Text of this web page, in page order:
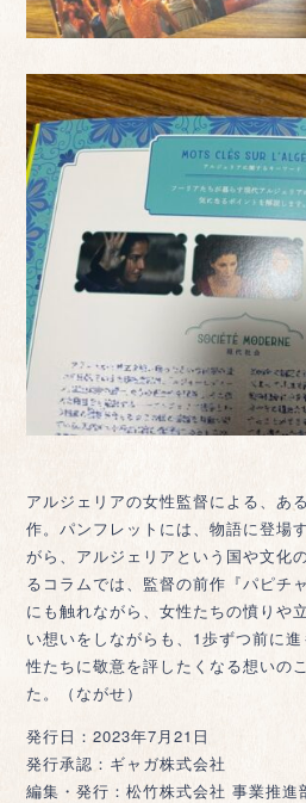
アルジェリアの女性監督による、あ
作。パンフレットには、物語に登場
がら、アルジェリアという国や文化
るコラムでは、監督の前作『パピチ
にも触れながら、女性たちの憤りや
い想いをしながらも、1歩ずつ前に
性たちに敬意を評したくなる想いの
た。（ながせ）
発行日：2023年7月21日
発行承認：ギャガ株式会社
編集・発行：松竹株式会社 事業推進